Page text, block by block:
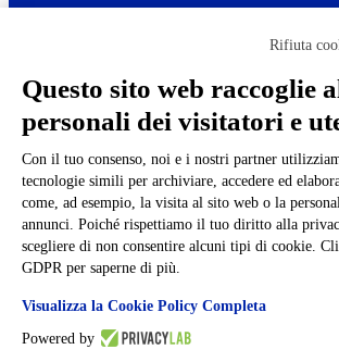
Ufficio Relazioni con il Pubblico
Dichiarazione di accessibilità
Obiettivi di accessibilità
Gestione consensi cookie
Amministrazione trasparente
Pagina visualizzata
5071 volte
Sezione Copyright
Copyright 2026 | Engineered and powered by
Parma S.p.A. | Divisione Publishing & New
Rifiuta
Questo sito web raccoglie
personali dei visitatori e
Con il tuo consenso, noi e i nostri partner
tecnologie simili per archiviare, accedere ed
come, ad esempio, la visita al sito web o la
annunci. Poiché rispettiamo il tuo diritto alla
scegliere di non consentire alcuni tipi di cookie.
GDPR per saperne di più.
Visualizza la Cookie Policy Completa
Powered by